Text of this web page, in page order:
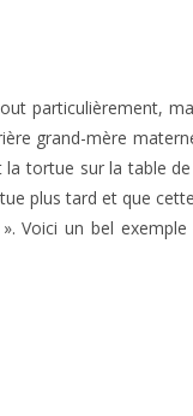
particulièrement,
grand-mère
tortue sur la table
plus tard et que
Voici un bel